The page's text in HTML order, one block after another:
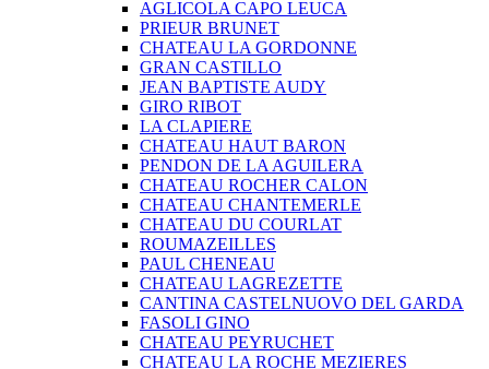
AGLICOLA CAPO LEUCA
PRIEUR BRUNET
CHATEAU LA GORDONNE
GRAN CASTILLO
JEAN BAPTISTE AUDY
GIRO RIBOT
LA CLAPIERE
CHATEAU HAUT BARON
PENDON DE LA AGUILERA
CHATEAU ROCHER CALON
CHATEAU CHANTEMERLE
CHATEAU DU COURLAT
ROUMAZEILLES
PAUL CHENEAU
CHATEAU LAGREZETTE
CANTINA CASTELNUOVO DEL GARDA
FASOLI GINO
CHATEAU PEYRUCHET
CHATEAU LA ROCHE MEZIERES